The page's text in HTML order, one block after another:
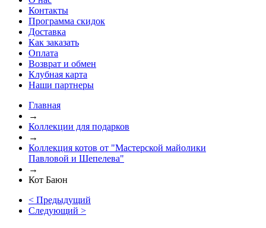
Контакты
Программа скидок
Доставка
Как заказать
Оплата
Возврат и обмен
Клубная карта
Наши партнеры
Главная
→
Коллекции для подарков
→
Коллекция котов от "Мастерской майолики
Павловой и Шепелева"
→
Кот Баюн
< Предыдущий
Следующий >